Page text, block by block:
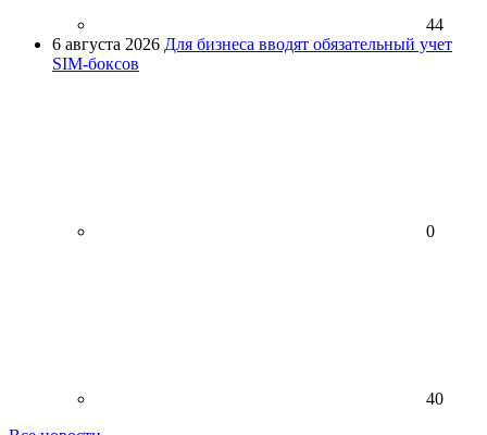
44
6 августа 2026 Для бизнеса вводят обязательный учет
SIM-боксов
0
40